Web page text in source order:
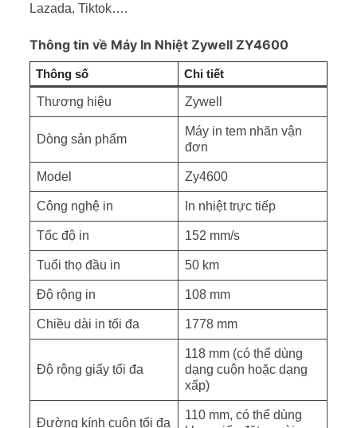
Lazada, Tiktok….
Thông tin về Máy In Nhiệt Zywell ZY4600
Thông số Chi tiết
Thương hiệu Zywell
Dòng sản phẩm
Máy in tem nhãn vận
đơn
Model Zy4600
Công nghệ in In nhiệt trực tiếp
Tốc độ in 152 mm/s
Tuổi thọ đầu in 50 km
Độ rộng in 108 mm
Chiều dài in tối đa 1778 mm
Độ rộng giấy tối đa
118 mm (có thể dùng
dạng cuộn hoặc dạng
xấp)
Đường kính cuộn tối đa
110 mm, có thể dùng